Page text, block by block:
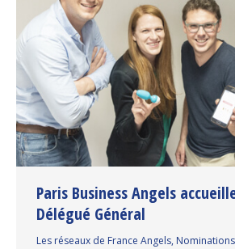
Paris Business Angels
Délégué Général
Les réseaux de France Angels, Nominations